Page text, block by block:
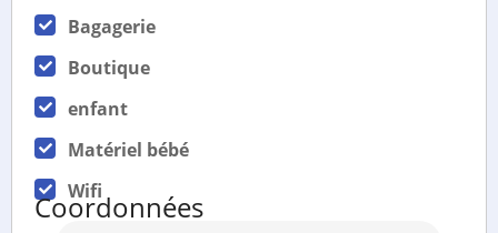
Bagagerie
Boutique
enfant
Matériel bébé
Wifi
Coordonnées